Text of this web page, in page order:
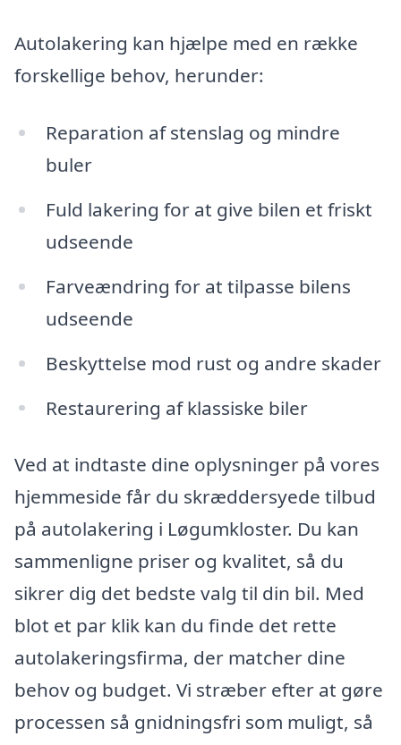
Autolakering kan hjælpe med en række
forskellige behov, herunder:
Reparation af stenslag og mindre
buler
Fuld lakering for at give bilen et friskt
udseende
Farveændring for at tilpasse bilens
udseende
Beskyttelse mod rust og andre skader
Restaurering af klassiske biler
Ved at indtaste dine oplysninger på vores
hjemmeside får du skræddersyede tilbud
på autolakering i Løgumkloster. Du kan
sammenligne priser og kvalitet, så du
sikrer dig det bedste valg til din bil. Med
blot et par klik kan du finde det rette
autolakeringsfirma, der matcher dine
behov og budget. Vi stræber efter at gøre
processen så gnidningsfri som muligt, så